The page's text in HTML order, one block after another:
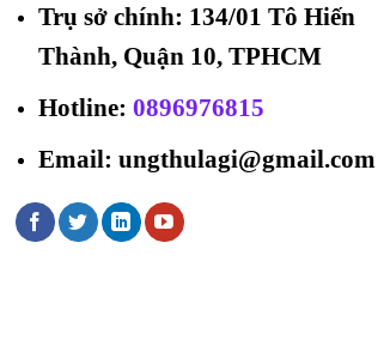
Trụ sở chính: 134/01 Tô Hiến
Thành, Quận 10, TPHCM
Hotline: 0896976815
Email: ungthulagi@gmail.com